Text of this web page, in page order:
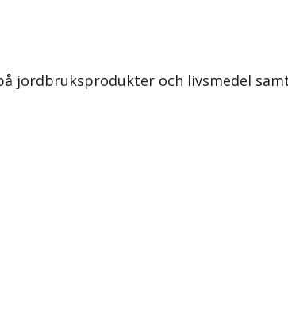
jordbruksprodukter och livsmedel